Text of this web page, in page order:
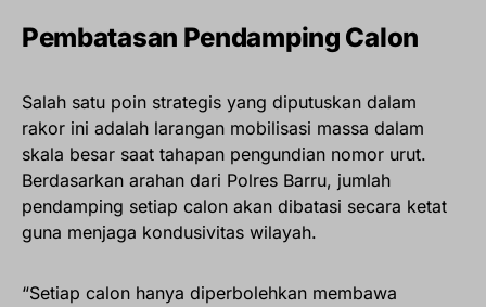
Pembatasan Pendamping Calon
Salah satu poin strategis yang diputuskan dalam
rakor ini adalah larangan mobilisasi massa dalam
skala besar saat tahapan pengundian nomor urut.
Berdasarkan arahan dari Polres Barru, jumlah
pendamping setiap calon akan dibatasi secara ketat
guna menjaga kondusivitas wilayah.
“Setiap calon hanya diperbolehkan membawa